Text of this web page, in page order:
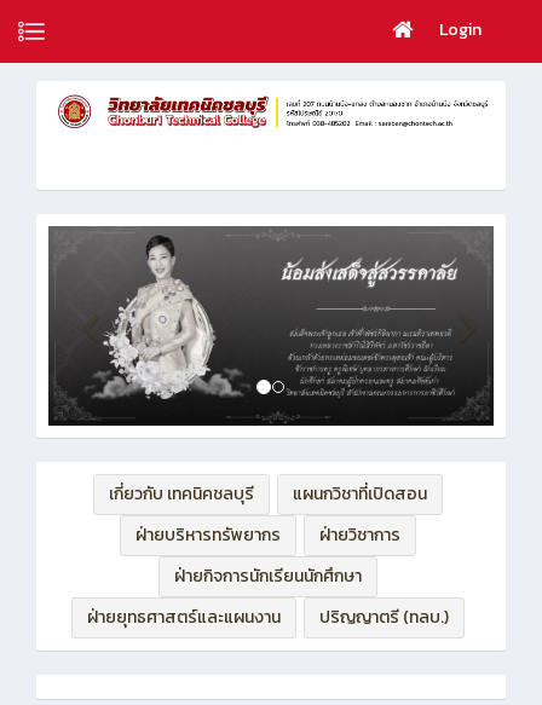
Login
เกี่ยวกับ เทคนิคชลบุรี
แผนกวิชาที่เปิดสอน
ฝ่ายบริหารทรัพยากร
ฝ่ายวิชาการ
ฝ่ายกิจการนักเรียนนักศึกษา
ฝ่ายยุทธศาสตร์และแผนงาน
ปริญญาตรี (ทลบ.)